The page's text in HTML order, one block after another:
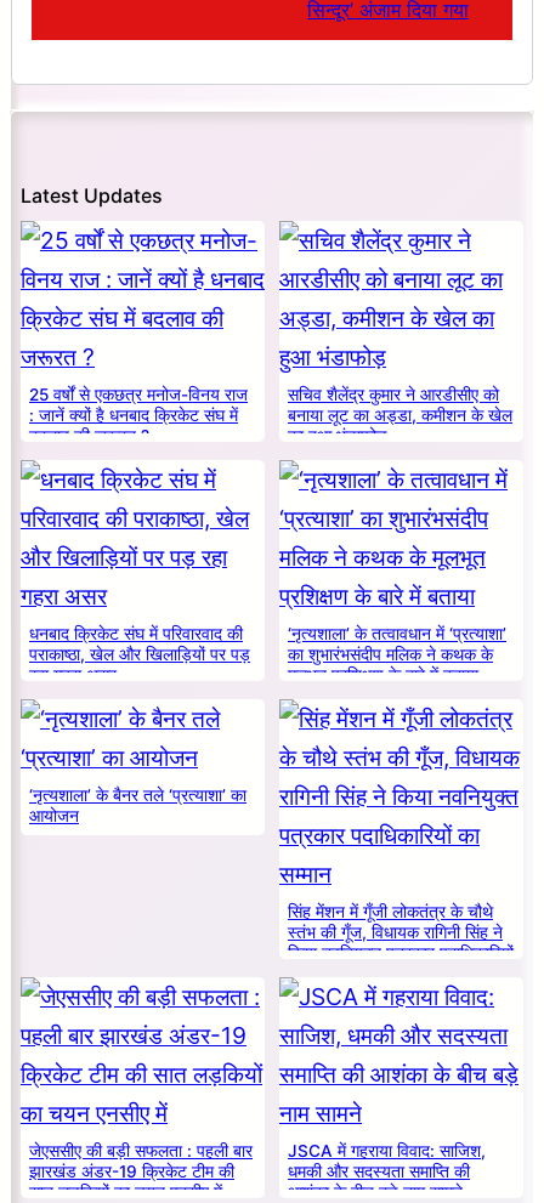
सिन्दूर’ अंजाम दिया गया
Latest Updates
25 वर्षों से एकछत्र मनोज-विनय राज
: जानें क्यों है धनबाद क्रिकेट संघ में
बदलाव की जरूरत ?
सचिव शैलेंद्र कुमार ने आरडीसीए को
बनाया लूट का अड्डा, कमीशन के खेल
का हुआ भंडाफोड़
धनबाद क्रिकेट संघ में परिवारवाद की
पराकाष्ठा, खेल और खिलाड़ियों पर पड़
रहा गहरा असर
‘नृत्यशाला’ के तत्वावधान में ‘प्रत्याशा’
का शुभारंभसंदीप मलिक ने कथक के
मूलभूत प्रशिक्षण के बारे में बताया
‘नृत्यशाला’ के बैनर तले ‘प्रत्याशा’ का
आयोजन
सिंह मेंशन में गूँजी लोकतंत्र के चौथे
स्तंभ की गूँज, विधायक रागिनी सिंह ने
किया नवनियुक्त पत्रकार पदाधिकारियों
का सम्मान
जेएससीए की बड़ी सफलता : पहली बार
झारखंड अंडर-19 क्रिकेट टीम की
सात लड़कियों का चयन एनसीए में
JSCA में गहराया विवाद: साजिश,
धमकी और सदस्यता समाप्ति की
आशंका के बीच बड़े नाम सामने